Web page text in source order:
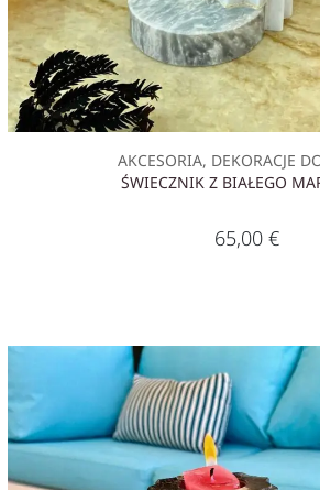
AKCESORIA, DEKORACJE
ŚWIECZNIK Z BIAŁEGO
65,00 €